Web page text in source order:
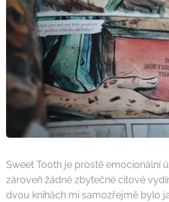
Sweet Tooth je prostě emocionální
zároveň žádné zbytečné citové
dvou knihách mi samozřejmě bylo